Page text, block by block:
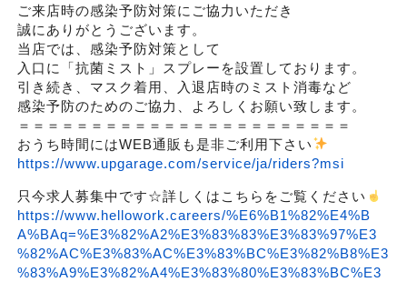
ご来店時の感染予防対策にご協力いただき
誠にありがとうございます。
当店では、感染予防対策として
入口に「抗菌ミスト」スプレーを設置しております。
引き続き、マスク着用、入退店時のミスト消毒など
感染予防のためのご協力、よろしくお願い致します。
＝＝＝＝＝＝＝＝＝＝＝＝＝＝＝＝＝＝＝＝＝＝＝
おうち時間にはWEB通販も是非ご利用下さい
https://www.upgarage.com/service/ja/riders?msi
只今求人募集中です☆詳しくはこちらをご覧ください
https://www.hellowork.careers/%E6%B1%82%E4%B
A%BAq=%E3%82%A2%E3%83%83%E3%83%97%E3
%82%AC%E3%83%AC%E3%83%BC%E3%82%B8%E3
%83%A9%E3%82%A4%E3%83%80%E3%83%BC%E3